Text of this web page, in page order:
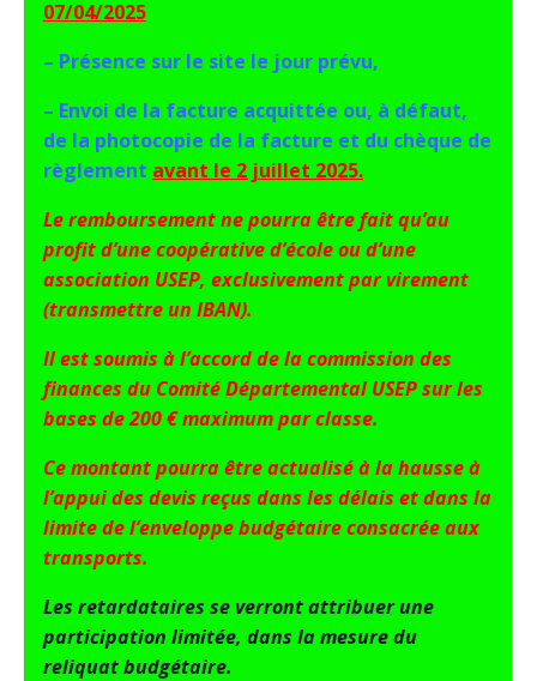
07/04/2025
– Présence sur le site le jour prévu,
– Envoi de la facture acquittée ou, à défaut,
de la photocopie de la facture et du chèque de
règlement avant le 2 juillet 2025.
Le remboursement ne pourra être fait qu’au
profit d’une coopérative d’école ou d’une
association USEP, exclusivement par virement
(transmettre un IBAN).
Il est soumis à l’accord de la commission des
finances du Comité Départemental USEP sur les
bases de 200 € maximum par classe.
Ce montant pourra être actualisé à la hausse à
l’appui des devis reçus dans les délais et dans la
limite de l’enveloppe budgétaire consacrée aux
transports.
Les retardataires se verront attribuer une
participation limitée, dans la mesure du
reliquat budgétaire.